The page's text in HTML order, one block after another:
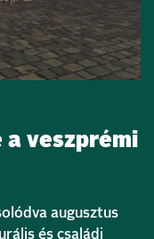
a veszprémi
augusztus
és családi